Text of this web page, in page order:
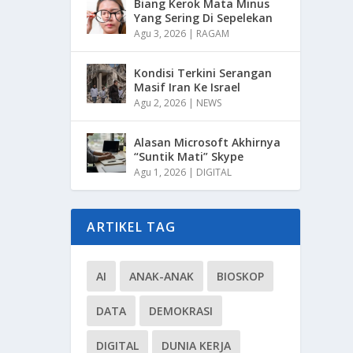
Biang Kerok Mata Minus
Yang Sering Di Sepelekan
Agu 3, 2026 | RAGAM
Kondisi Terkini Serangan
Masif Iran Ke Israel
Agu 2, 2026 | NEWS
Alasan Microsoft Akhirnya
“Suntik Mati” Skype
Agu 1, 2026 | DIGITAL
ARTIKEL TAG
AI ANAK-ANAK BIOSKOP
DATA DEMOKRASI
DIGITAL DUNIA KERJA